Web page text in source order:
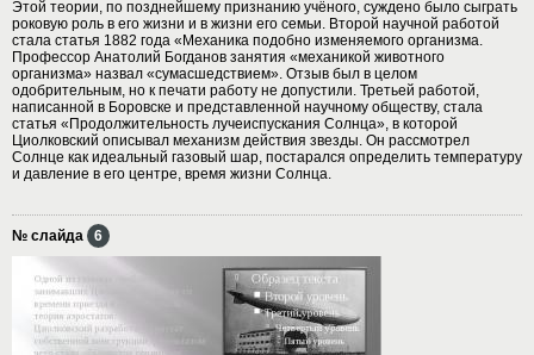
Этой теории, по позднейшему признанию учёного, суждено было сыграть
роковую роль в его жизни и в жизни его семьи. Второй научной работой
стала статья 1882 года «Механика подобно изменяемого организма.
Профессор Анатолий Богданов занятия «механикой животного
организма» назвал «сумасшедствием». Отзыв был в целом
одобрительным, но к печати работу не допустили. Третьей работой,
написанной в Боровске и представленной научному обществу, стала
статья «Продолжительность лучеиспускания Солнца», в которой
Циолковский описывал механизм действия звезды. Он рассмотрел
Солнце как идеальный газовый шар, постарался определить температуру
и давление в его центре, время жизни Солнца.
№ слайда 6